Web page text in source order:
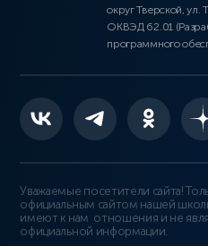
округ Тверской, ул.
ОКВЭД 62.01
программного
Уважаемые посетители сайта!
официальным сайтом нашей
имеют к нам отношения и не
официальной информации.